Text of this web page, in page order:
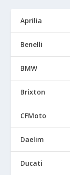
Aprilia
Benelli
BMW
Brixton
CFMoto
Daelim
Ducati